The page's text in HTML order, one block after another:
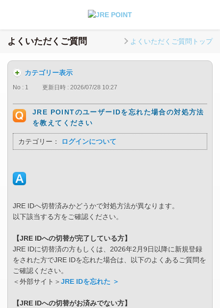
よくいただくご質問 よくいただくご質問トップ
カテゴリー表示
No : 1 更新日時 : 2026/07/28 10:27
JRE POINTのユーザーIDを忘れた場合の対処方法
を教えてください
カテゴリー： ログインについて
JRE IDへ切替済みかどうかで対処方法が異なります。
以下該当する方をご確認ください。
【JRE IDへの切替が完了している方】
JRE IDに切替済の方もしくは、2026年2月9日以降に新規登録
をされた方でJRE IDを忘れた場合は、以下のよくあるご質問を
ご確認ください。
＜外部サイト＞JRE IDを忘れた ＞
【JRE IDへの切替がお済みでない方】